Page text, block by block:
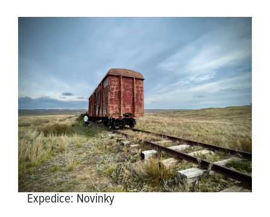
Expedice: Novinky